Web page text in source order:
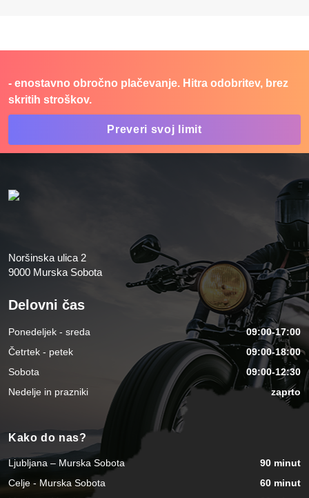
- enostavno obročno plačevanje. Hitra odobritev, brez
skritih stroškov.
Preveri svoj limit
Noršinska ulica 2
9000 Murska Sobota
Delovni čas
Ponedeljek - sreda
09:00-17:00
Četrtek - petek
09:00-18:00
Sobota
09:00-12:30
Nedelje in prazniki
zaprto
Kako do nas?
Ljubljana – Murska Sobota
90 minut
Celje - Murska Sobota
60 minut